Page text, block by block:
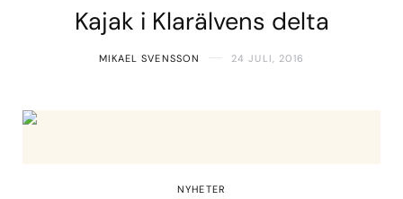
Kajak i Klarälvens delta
MIKAEL SVENSSON 24 JULI, 2016
NYHETER